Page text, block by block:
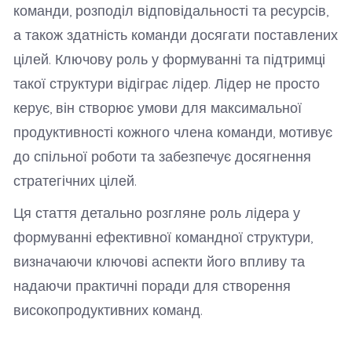
команди, розподіл відповідальності та ресурсів,
а також здатність команди досягати поставлених
цілей. Ключову роль у формуванні та підтримці
такої структури відіграє лідер. Лідер не просто
керує, він створює умови для максимальної
продуктивності кожного члена команди, мотивує
до спільної роботи та забезпечує досягнення
стратегічних цілей.
Ця стаття детально розгляне роль лідера у
формуванні ефективної командної структури,
визначаючи ключові аспекти його впливу та
надаючи практичні поради для створення
високопродуктивних команд.